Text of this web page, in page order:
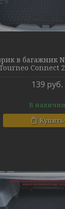
в багажник
Connect
139 руб.
В наличии
Купить